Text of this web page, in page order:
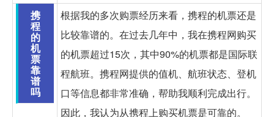
携
程
的
机
票
靠
谱
吗
根据我的多次购票经历来看，携程的机票还是
比较靠谱的。在过去几年中，我在携程网购买
的机票超过15次，其中90%的机票都是国际联
程航班。携程网提供的值机、航班状态、登机
口等信息都非常准确，帮助我顺利完成出行。
因此，我认为从携程上购买机票是可靠的。